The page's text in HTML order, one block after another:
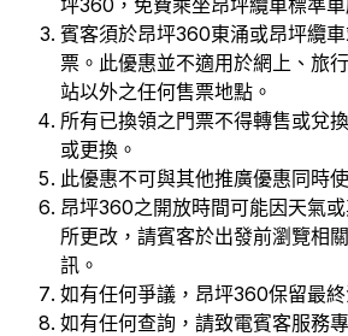
賓客須於昂坪360東涌或昂坪纜
票。此優惠並不適用於網上、旅
站以外之任何售票地點。
所有已換領之門票不得轉售或兌
或更換。
此優惠不可與其他推廣優惠同時
昂坪360之開放時間可能因天氣
所更改，請賓客於出發前瀏覽相
訊。
如有任何爭議，昂坪360保留最終
如有任何查詢，請致電賓客服務